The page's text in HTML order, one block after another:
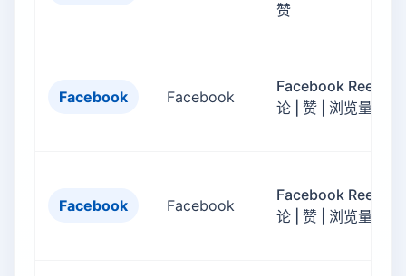
赞
Facebook Facebook
Facebook Reel评
论 | 赞 | 浏览量view
Facebook Facebook
Facebook Reel评
论 | 赞 | 浏览量view